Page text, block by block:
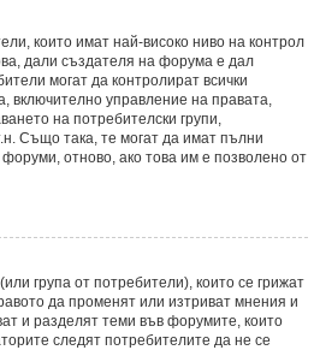
които имат най-високо ниво на контрол
дали създателя на форума е дал
могат да контролират всички
включително управление на правата,
на потребителски групи,
Също така, те могат да имат пълни
отново, ако това им е позволено от
група от потребители), които се грижат
да променят или изтриват мнения и
и разделят теми във форумите, които
следят потребителите да не се